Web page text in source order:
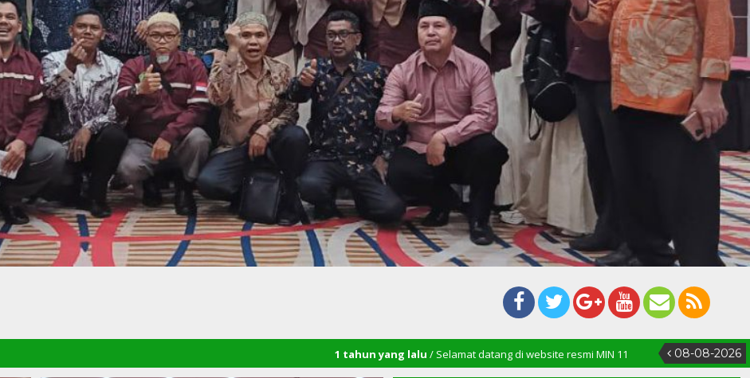
08-08-2026
1 tahun yang lalu/ Selamat datang di website resmi MIN 11
Bener Meriah